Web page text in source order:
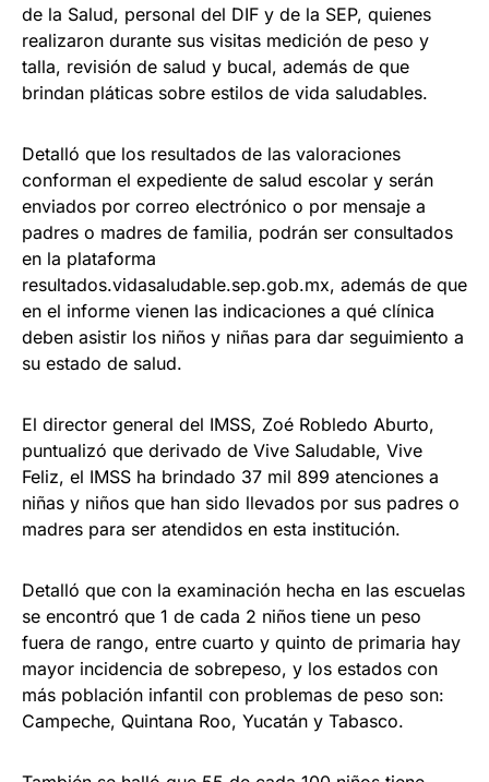
de la Salud, personal del DIF y de la SEP, quienes
realizaron durante sus visitas medición de peso y
talla, revisión de salud y bucal, además de que
brindan pláticas sobre estilos de vida saludables.
Detalló que los resultados de las valoraciones
conforman el expediente de salud escolar y serán
enviados por correo electrónico o por mensaje a
padres o madres de familia, podrán ser consultados
en la plataforma
resultados.vidasaludable.sep.gob.mx, además de que
en el informe vienen las indicaciones a qué clínica
deben asistir los niños y niñas para dar seguimiento a
su estado de salud.
El director general del IMSS, Zoé Robledo Aburto,
puntualizó que derivado de Vive Saludable, Vive
Feliz, el IMSS ha brindado 37 mil 899 atenciones a
niñas y niños que han sido llevados por sus padres o
madres para ser atendidos en esta institución.
Detalló que con la examinación hecha en las escuelas
se encontró que 1 de cada 2 niños tiene un peso
fuera de rango, entre cuarto y quinto de primaria hay
mayor incidencia de sobrepeso, y los estados con
más población infantil con problemas de peso son:
Campeche, Quintana Roo, Yucatán y Tabasco.